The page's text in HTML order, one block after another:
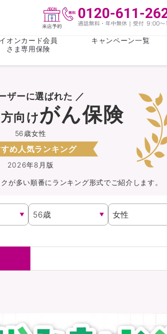
女性医療保険
る方向け
持病がある方向け
火災保険
還元型保険
女性医療保険
保険 介護・認知症保険
イオンカード会員
さま専用保険
キャンペーン一覧
テージ 心配事
ザーに選ばれた ／
2026年8月版
56歳女性
向けがん保険
め人気ランキング
が多い順番にランキング形式でご紹介します。